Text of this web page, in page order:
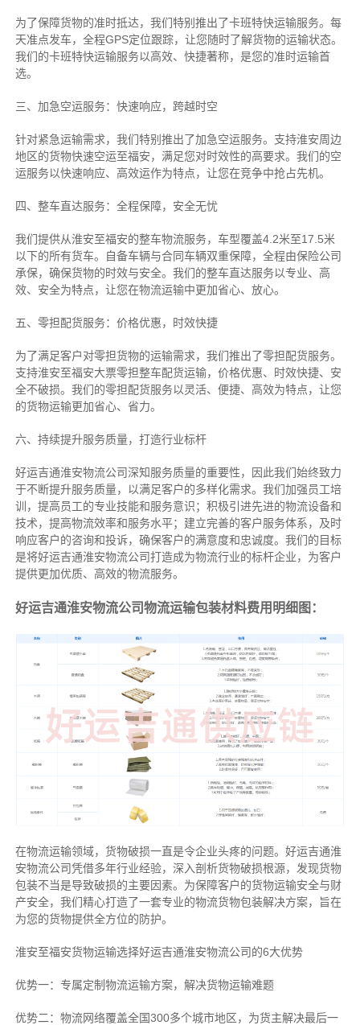
为了保障货物的准时抵达，我们特别推出了卡班特快运输服务。每
天准点发车，全程GPS定位跟踪，让您随时了解货物的运输状态。
我们的卡班特快运输服务以高效、快捷著称，是您的准时运输首
选。
三、加急空运服务：快速响应，跨越时空
针对紧急运输需求，我们特别推出了加急空运服务。支持淮安周边
地区的货物快速空运至福安，满足您对时效性的高要求。我们的空
运服务以快速响应、高效运作为特点，让您在竞争中抢占先机。
四、整车直达服务：全程保障，安全无忧
我们提供从淮安至福安的整车物流服务，车型覆盖4.2米至17.5米
以下的所有货车。自备车辆与合同车辆双重保障，全程由保险公司
承保，确保货物的时效与安全。我们的整车直达服务以专业、高
效、安全为特点，让您在物流运输中更加省心、放心。
五、零担配货服务：价格优惠，时效快捷
为了满足客户对零担货物的运输需求，我们推出了零担配货服务。
支持淮安至福安大票零担整车配货运输，价格优惠、时效快捷、安
全不破损。我们的零担配货服务以灵活、便捷、高效为特点，让您
的货物运输更加省心、省力。
六、持续提升服务质量，打造行业标杆
好运吉通淮安物流公司深知服务质量的重要性，因此我们始终致力
于不断提升服务质量，以满足客户的多样化需求。我们加强员工培
训，提高员工的专业技能和服务意识；积极引进先进的物流设备和
技术，提高物流效率和服务水平；建立完善的客户服务体系，及时
响应客户的咨询和投诉，确保客户的满意度和忠诚度。我们的目标
是将好运吉通淮安物流公司打造成为物流行业的标杆企业，为客户
提供更加优质、高效的物流服务。
好运吉通淮安物流公司物流运输包装材料费用明细图：
在物流运输领域，货物破损一直是令企业头疼的问题。好运吉通淮
安物流公司凭借多年行业经验，深入剖析货物破损根源，发现货物
包装不当是导致破损的主要因素。为保障客户的货物运输安全与财
产安全，我们精心打造了一套专业的物流货物包装解决方案，旨在
为您的货物提供全方位的防护。
淮安至福安货物运输选择好运吉通淮安物流公司的6大优势
优势一：专属定制物流运输方案，解决货物运输难题
优势二：物流网络覆盖全国300多个城市地区，为货主解决最后一